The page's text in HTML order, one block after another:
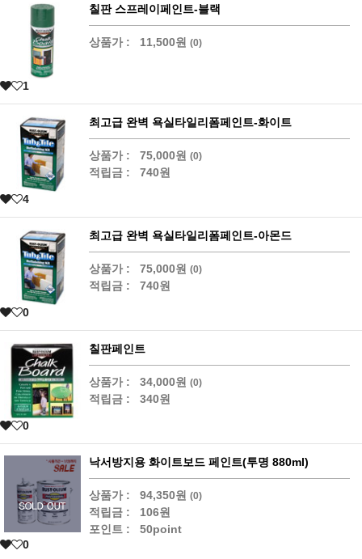
칠판 스프레이페인트-블랙
상품가 : 11,500원 (0)
1
최고급 완벽 욕실타일리폼페인트-화이트
상품가 : 75,000원 (0)
적립금 : 740원
4
최고급 완벽 욕실타일리폼페인트-아몬드
상품가 : 75,000원 (0)
적립금 : 740원
0
칠판페인트
상품가 : 34,000원 (0)
적립금 : 340원
0
낙서방지용 화이트보드 페인트(투명 880ml)
상품가 : 94,350원 (0)
적립금 :
106원
포인트 :
50point
0